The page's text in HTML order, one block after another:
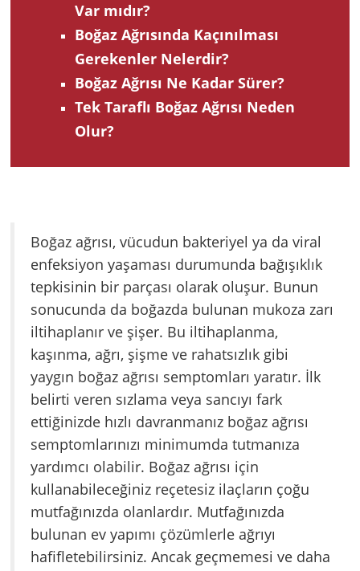
Var mıdır?
Boğaz Ağrısında Kaçınılması
Gerekenler Nelerdir?
Boğaz Ağrısı Ne Kadar Sürer?
Tek Taraflı Boğaz Ağrısı Neden
Olur?
Boğaz ağrısı, vücudun bakteriyel ya da viral
enfeksiyon yaşaması durumunda bağışıklık
tepkisinin bir parçası olarak oluşur. Bunun
sonucunda da boğazda bulunan mukoza zarı
iltihaplanır ve şişer. Bu iltihaplanma,
kaşınma, ağrı, şişme ve rahatsızlık gibi
yaygın boğaz ağrısı semptomları yaratır. İlk
belirti veren sızlama veya sancıyı fark
ettiğinizde hızlı davranmanız boğaz ağrısı
semptomlarınızı minimumda tutmanıza
yardımcı olabilir. Boğaz ağrısı için
kullanabileceğiniz reçetesiz ilaçların çoğu
mutfağınızda olanlardır. Mutfağınızda
bulunan ev yapımı çözümlerle ağrıyı
hafifletebilirsiniz. Ancak geçmemesi ve daha